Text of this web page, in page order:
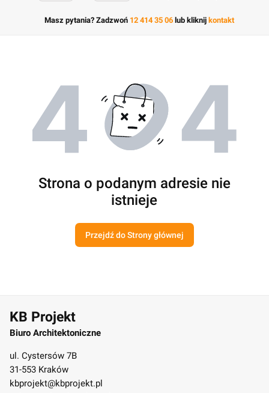
Masz pytania? Zadzwoń 12 414 35 06 lub kliknij kontakt
Strona o podanym adresie nie
istnieje
Przejdź do Strony głównej
KB Projekt
Biuro Architektoniczne
ul. Cystersów 7B
31-553 Kraków
kbprojekt@kbprojekt.pl